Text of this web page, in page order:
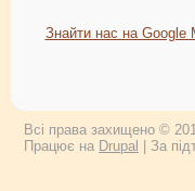
Знайти нас на Google
Всі права захищено ©
Працює на Drupal | За